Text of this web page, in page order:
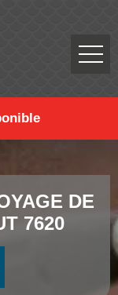
DE
7620